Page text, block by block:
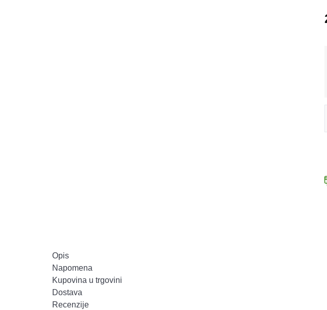
Opis
Napomena
Kupovina u trgovini
Dostava
Recenzije